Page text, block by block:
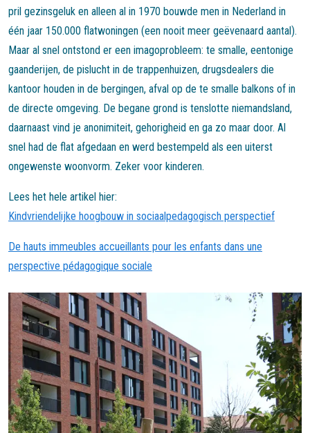
pril gezinsgeluk en alleen al in 1970 bouwde men in Nederland in
één jaar 150.000 flatwoningen (een nooit meer geëvenaard aantal).
Maar al snel ontstond er een imagoprobleem: te smalle, eentonige
gaanderijen, de pislucht in de trappenhuizen, drugsdealers die
kantoor houden in de bergingen, afval op de te smalle balkons of in
de directe omgeving. De begane grond is tenslotte niemandsland,
daarnaast vind je anonimiteit, gehorigheid en ga zo maar door. Al
snel had de flat afgedaan en werd bestempeld als een uiterst
ongewenste woonvorm. Zeker voor kinderen.
Lees het hele artikel hier:
Kindvriendelijke hoogbouw in sociaalpedagogisch perspectief
De hauts immeubles accueillants pour les enfants dans une
perspective pédagogique sociale